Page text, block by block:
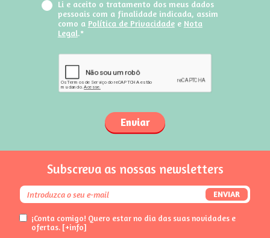
Li e aceito o tratamento dos meus dados
pessoais com a finalidade indicada, assim
como a Política de Privacidadee Nota
Legal.*
Enviar
Subscreva as nossas newsletters
ENVIAR
¡Conta comigo! Quero estar no dia das suas novidades e
ofertas. [+info]